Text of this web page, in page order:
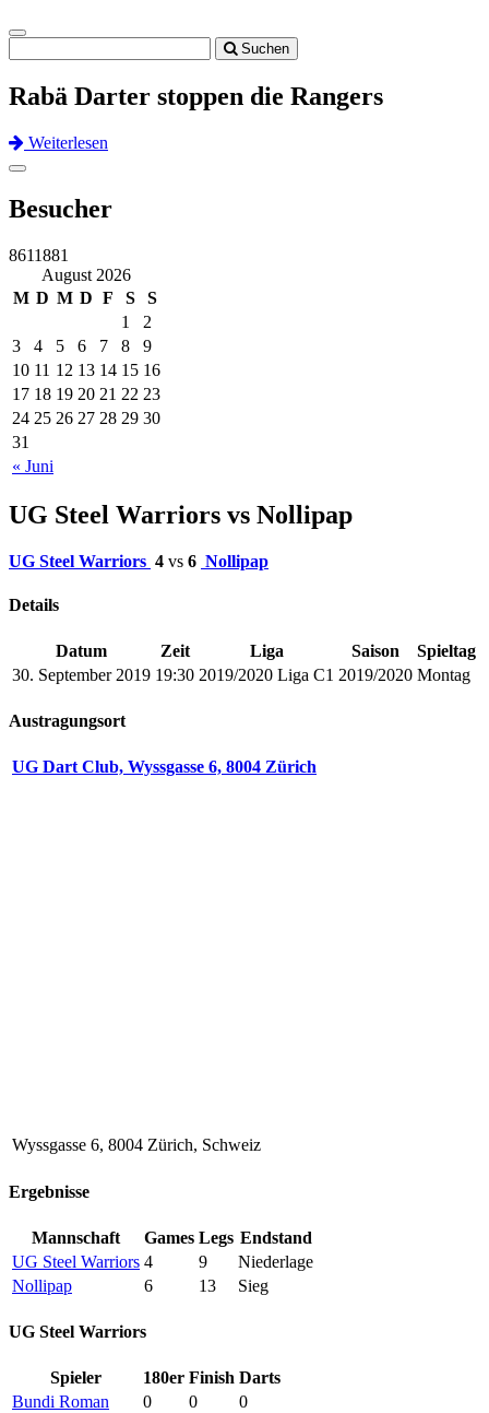
Toggle
navigation
Suchen
Rabä Darter stoppen die Rangers
Weiterlesen
Previous
Next
Toggle
Besucher
8611881
August 2026
M D M D F S S
« Juni
1
2
3
4 5 6 7 8
9
10 11 12 13 14 15 16
17 18 19 20 21 22 23
24 25 26 27 28 29 30
31
UG Steel Warriors vs Nollipap
UG Steel Warriors 4 vs 6 Nollipap
Details
Datum Zeit Liga Saison
Spieltag
30. September 2019 19:30 2019/2020 Liga C1 2019/2020 Montag
Austragungsort
UG Dart Club, Wyssgasse 6, 8004 Zürich
Wyssgasse 6, 8004 Zürich, Schweiz
Ergebnisse
Mannschaft Games Legs Endstand
UG Steel Warriors 4 9
Niederlage
Nollipap
6 13 Sieg
UG Steel Warriors
Spieler 180er Finish Darts
Bundi Roman
0 0
0